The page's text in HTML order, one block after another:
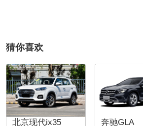
猜你喜欢
北京现代ix35 奔驰GLA